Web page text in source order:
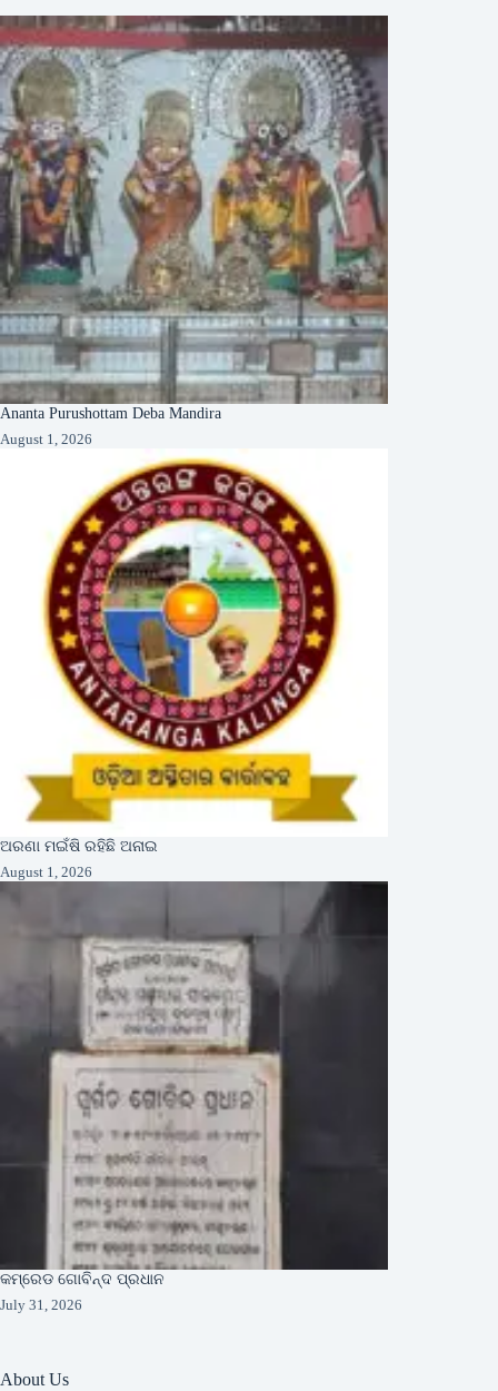
Ananta Purushottam Deba Mandira
August 1, 2026
ଅରଣା ମଇଁଷି ରହିଛି ଅନାଇ
August 1, 2026
କମ୍ରେଡ ଗୋବିନ୍ଦ ପ୍ରଧାନ
July 31, 2026
About Us